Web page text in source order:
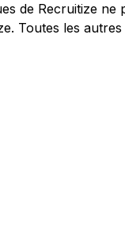
de Recruitize ne
Toutes les